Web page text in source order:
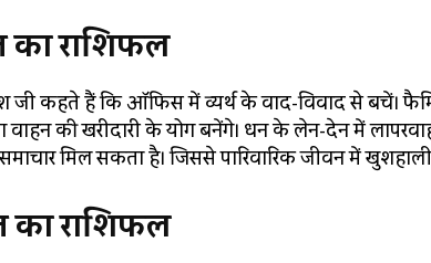
राशिफल
कहते हैं कि ऑफिस में व्यर्थ के वाद-विवाद से बचें।
की खरीदारी के योग बनेंगे। धन के लेन-देन में
मिल सकता है। जिससे पारिवारिक जीवन में खुशहाली
राशिफल